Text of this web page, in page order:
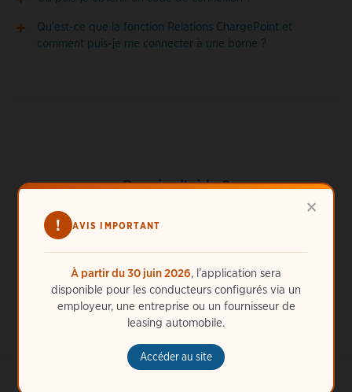
×
! AVIS IMPORTANT
À partir du 30 juin 2026, l’application sera
disponible pour les conducteurs configurés via un
employeur, une entreprise ou un fournisseur de
leasing automobile.
Accéder au site
Qu'est-ce que la fonction Relations ChargePoint et
comment puis-je me connecter à une borne ?
Besoin d'aide ?
ChargePoint est toujours là pour vous. Appelez-nous
24 h/24, 7 j/7 au33 (1) 49939011
ligne.